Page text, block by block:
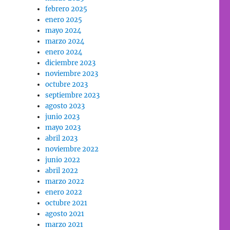
febrero 2025
enero 2025
mayo 2024
marzo 2024
enero 2024
diciembre 2023
noviembre 2023
octubre 2023
septiembre 2023
agosto 2023
junio 2023
mayo 2023
abril 2023
noviembre 2022
junio 2022
abril 2022
marzo 2022
enero 2022
octubre 2021
agosto 2021
marzo 2021